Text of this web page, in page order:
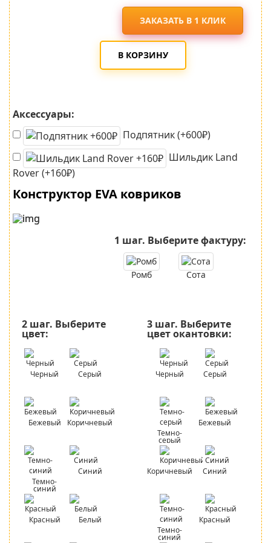
ЗАКАЗАТЬ В 1 КЛИК
В КОРЗИНУ
Аксессуары:
Подпятник (+600₽)
Шильдик Land
Rover (+160₽)
Конструктор EVA ковриков
1 шаг. Выберите фактуру:
Ромб Сота
2 шаг. Выберите
цвет:
Черный Серый
Бежевый Коричневый
Темно-
синий
Синий
Красный Белый
3 шаг. Выберите
цвет окантовки:
Черный Серый
Темно-
серый
Бежевый
Коричневый Синий
Темно-
синий
Красный